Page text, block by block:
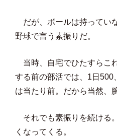
だが、ボールは持ってい
野球で言う素振りだ。
当時、自宅でひたすらこ
する前の部活では、1日
は当たり前。だから当然、
それでも素振りを続ける
くなってくる。